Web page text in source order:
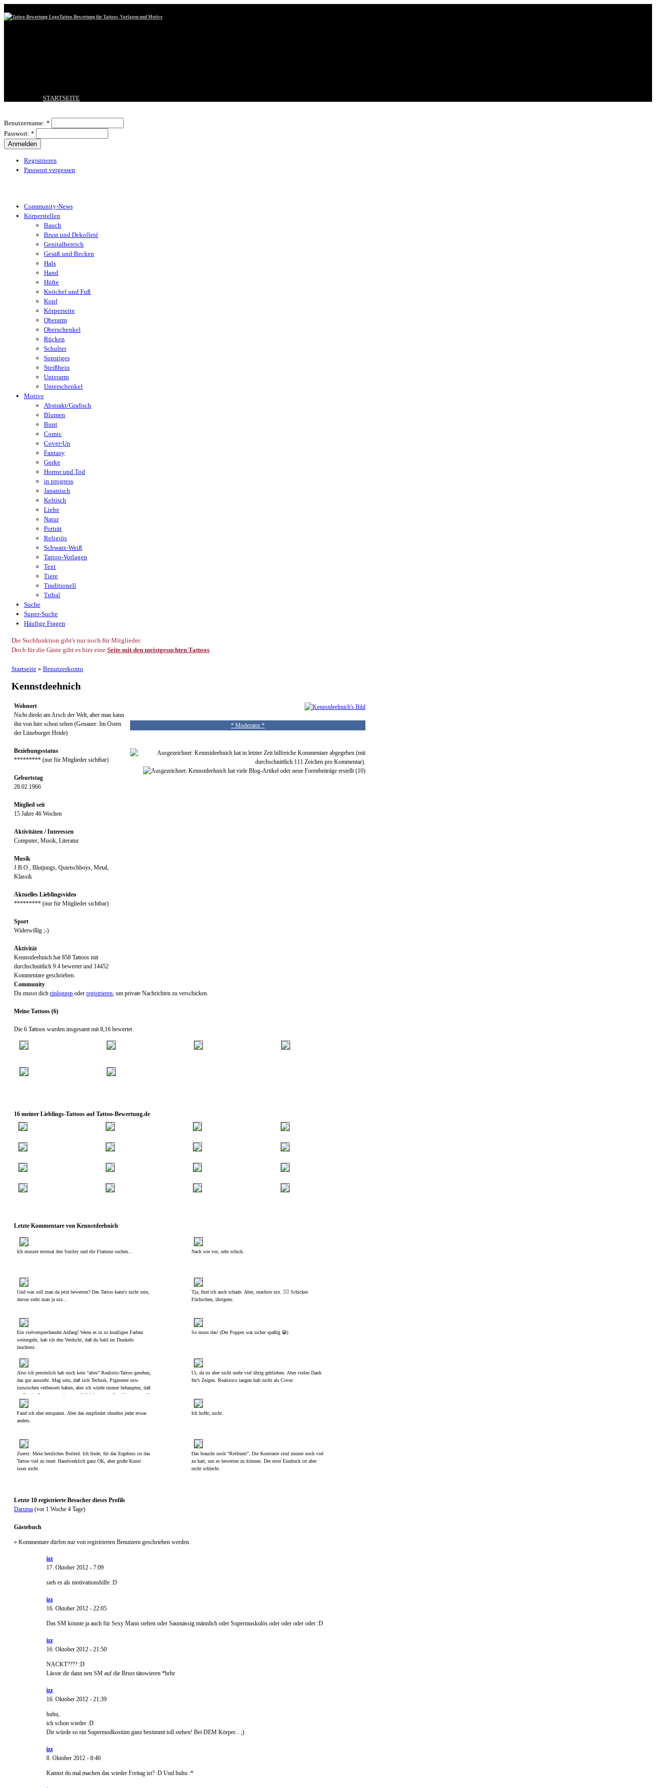
Tattoo-Bewertung für Tattoos, Vorlagen und Motive
STARTSEITE
BESTE TATTOOS
NEUESTE TATTOOS
Benutzername: *
Passwort: *
Registrieren
Passwort vergessen
Community-News
Körperstellen
Bauch
Brust und Dekolleté
Genitalbereich
Gesäß und Becken
Hals
Hand
Hüfte
Knöchel und Fuß
Kopf
Körperseite
Oberarm
Oberschenkel
Rücken
Schulter
Sonstiges
Steißbein
Unterarm
Unterschenkel
Motive
Abstrakt/Grafisch
Blumen
Bunt
Comic
Cover-Up
Fantasy
Gurke
Horror und Tod
in progress
Japanisch
Keltisch
Liebe
Natur
Porträt
Religiös
Schwarz-Weiß
Tattoo-Vorlagen
Text
Tiere
Traditionell
Tribal
Suche
Super-Suche
Häufige Fragen
Die Suchfunktion gibt's nur noch für Mitglieder.
Doch für die Gäste gibt es hier eine Seite mit den meistgesuchten Tattoos.
Startseite » Benutzerkonto
Kennstdeehnich
Wohnort
Nicht direkt am Arsch der Welt, aber man kann
ihn von hier schon sehen (Genauer: Im Osten
der Lüneburger Heide)
Beziehungsstatus
********* (nur für Mitglieder sichtbar)
Geburtstag
28.02.1966
Mitglied seit
15 Jahre 46 Wochen
Aktivitäten / Interessen
Computer, Musik, Literatur
Musik
J.B.O., Blutjungs, Quietschboys, Metal,
Klassik
Aktuelles Lieblingsvideo
********* (nur für Mitglieder sichtbar)
Sport
Widerwillig ;-)
Aktivität
Kennstdeehnich hat 858 Tattoos mit
durchschnittlich 9.4 bewertet und 14452
Kommentare geschrieben.
* Moderator *
Community
Du musst dich einloggen oder registrieren, um private Nachrichten zu verschicken.
Meine Tattoos (6)
Die 6 Tattoos wurden insgesamt mit 8,16 bewertet.
16 meiner Lieblings-Tattoos auf Tattoo-Bewertung.de
Letzte Kommentare von Kennstdeehnich
Ich musste erstmal den Smiley und die Flamme suchen... Nach wie vor, sehr schick.
Und was soll man da jetzt bewerten? Das Tattoo kann's nicht sein,
davon sieht man ja nix...
Tja, find ich auch schade. Aber, machste nix. 🤷‍♂️ Schickes
Füchschen, übrigens.
Ein vielversprechender Anfang! Wenn es in so knalligen Farben
weitergeht, hab ich den Verdscht, daß du bald im Dunkeln
leuchtest.
So muss das! (Der Poppes war sicher spaßig 😀)
Also ich persönlich hab noch kein "altes" Realistic-Tattoo gesehen,
das gut aussieht. Mag sein, daß sich Technik, Pigmente usw.
inzwischen verbessert haben, aber ich würde immer behaupten, daß
es für ein Cover up geeignetere Stilrichtungen gibt. Aber wer weiß,
ich lass mich gern in ein paar Jahren überraschen.
Ui, da ist aber nicht mehr viel übrig geblieben. Aber vielen Dank
für's Zeigen. Realistics taugen halt nicht als Cover.
Fand ich eher entspannt. Aber das empfindet ohnehin jeder etwas
anders.
Ich hoffe, nicht.
Zuerst: Mein herzliches Beileid. Ich finde, für das Ergebnis ist das
Tattoo viel zu teuer. Handwerklich ganz OK, aber große Kunst
isses nicht.
Das braucht noch "Reifezeit". Die Kontraste sind immer noch viel
zu hart, um es bewerten zu können. Der erste Eindruck ist aber
nicht schlecht.
Letzte 10 registrierte Besucher dieses Profils
Daruma (vor 1 Woche 4 Tage)
Gästebuch
» Kommentare dürfen nur von registrierten Benutzern geschrieben werden.
izz
17. Oktober 2012 - 7:09
sieh es als motivationshilfe :D
izz
16. Oktober 2012 - 22:05
Das SM könnte ja auch für Sexy Mann stehen oder Saumässig männlich oder Supermuskulös oder oder oder oder :D
izz
16. Oktober 2012 - 21:50
NACKT???? :D
Lässte dir dann nen SM auf die Brust tätowieren *hrhr
izz
16. Oktober 2012 - 21:39
huhu,
ich schon wieder :D
Dir würde so ein Supermodkostüm ganz bestimmt toll stehen! Bei DEM Körper... ;)
izz
8. Oktober 2012 - 8:40
Kannst du mal machen das wieder Freitag ist? :D Und huhu :*